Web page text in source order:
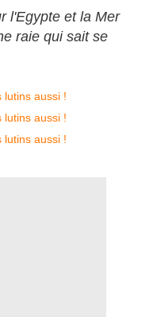
l'Egypte et la Mer
raie qui sait se